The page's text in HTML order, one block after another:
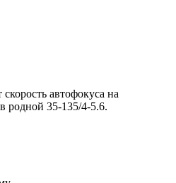
автофокуса на
родной 35-135/4-5.6.